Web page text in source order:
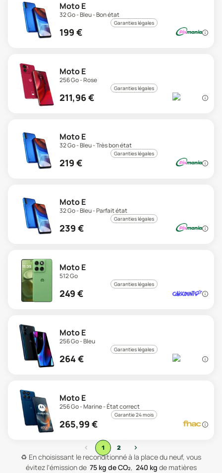
Moto E
32 Go - Bleu - Bon état
Garanties légales
199 €
Moto E
256 Go - Rose
Garanties légales
211,96€
Moto E
32 Go - Bleu - Très bon état
Garanties légales
219 €
Moto E
32 Go - Bleu - Parfait état
Garanties légales
239 €
Moto E
512 Go
Garanties légales
249 €
Moto E
256 Go - Bleu
Garanties légales
264€
Moto E
256 Go - Marine - État correct
Garantie 24 mois
265,99 €
‹ 1 2
›
♻️ En choisissant le reconditionné à la place du neuf, vous
évitez l'émission de 75 kg de CO₂, 240 kg de matières